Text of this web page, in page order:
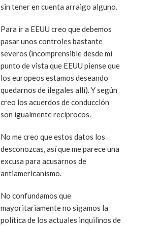
sin tener en cuenta arraigo alguno.
Para ir a EEUU creo que debemos
pasar unos controles bastante
severos (incomprensible desde mi
punto de vista que EEUU piense que
los europeos estamos deseando
quedarnos de ilegales allí). Y según
creo los acuerdos de conducción
son igualmente recíprocos.
No me creo que estos datos los
desconozcas, así que me parece una
excusa para acusarnos de
antiamericanismo.
No confundamos que
mayoritariamente no sigamos la
política de los actuales inquilinos de